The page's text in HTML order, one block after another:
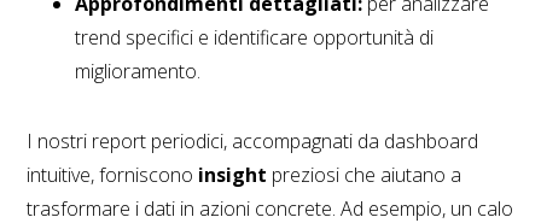
trend specifici e identificare opportunità di
miglioramento.
I nostri report periodici, accompagnati da dashboard
intuitive, forniscono insight preziosi che aiutano a
trasformare i dati in azioni concrete. Ad esempio, un calo